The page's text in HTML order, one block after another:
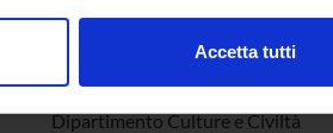
sui cookie.
Accetta tutti
DIPARTIMENTO
Dipartimento Culture e Civiltà